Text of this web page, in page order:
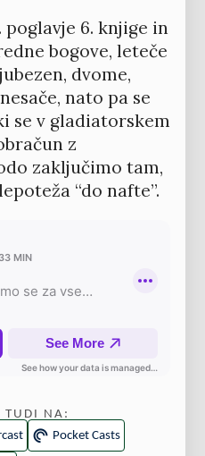
poglavje 6. knjige in
bogove, leteče
dvome,
nato pa se
se v gladiatorskem
z
zaključimo tam,
“do nafte”.
TUDI NA:
Pocket Casts